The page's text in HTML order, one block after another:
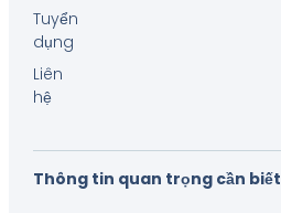
Tuyển
dụng
Liên
hệ
Thông tin quan trọng cần biết